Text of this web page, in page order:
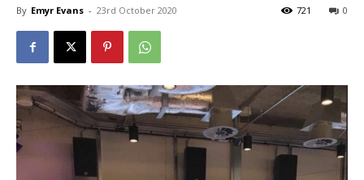
By Emyr Evans - 23rd October 2020 0
721